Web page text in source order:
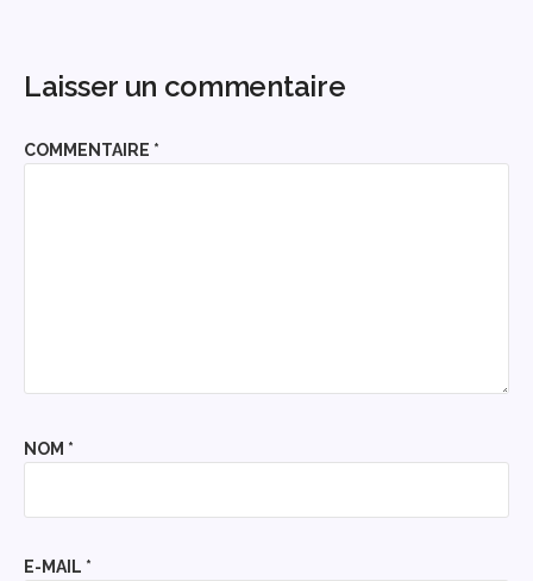
Laisser un commentaire
COMMENTAIRE *
NOM *
E-MAIL *